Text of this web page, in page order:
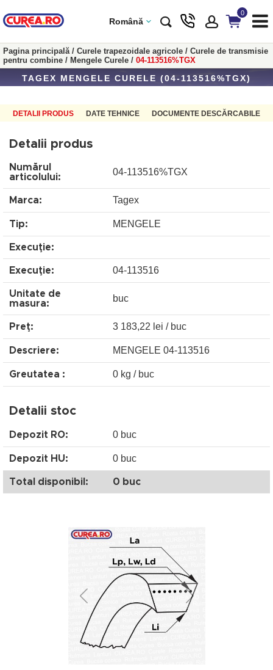
Română
0
Pagina principală/ Curele trapezoidale agricole / Curele de transmisie
pentru combine / Mengele Curele / 04-113516%TGX
TAGEX MENGELE CURELE (04-113516%TGX)
DETALII PRODUS DATE TEHNICE DOCUMENTE DESCĂRCABILE
Detalii produs
Numărul
articolului:
04-113516%TGX
Marca: Tagex
Tip: MENGELE
Execuţie:
Execuţie: 04-113516
Unitate de
masura:
buc
Preţ: 3 183,22 lei / buc
Descriere: MENGELE 04-113516
Greutatea : 0 kg / buc
Detalii stoc
Depozit RO: 0 buc
Depozit HU: 0 buc
Total disponibil: 0 buc